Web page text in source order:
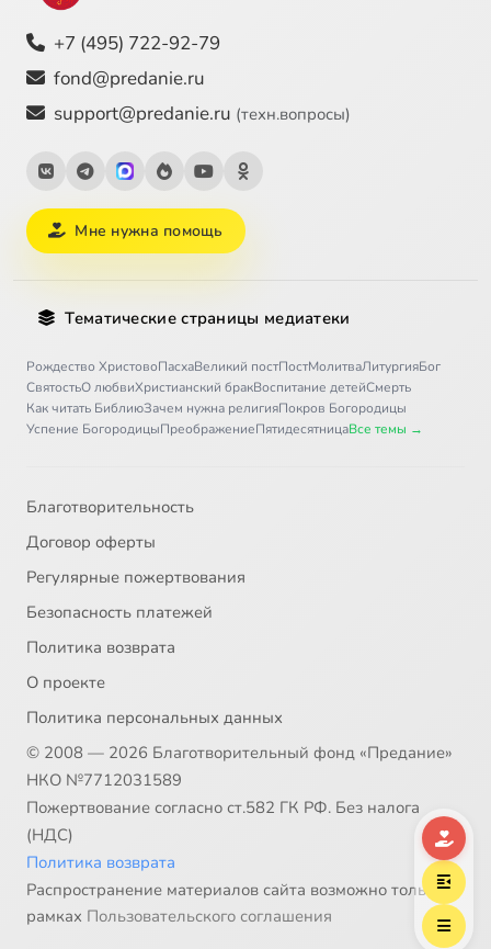
+7 (495) 722-92-79
fond@predanie.ru
support@predanie.ru (техн.вопросы)
Мне нужна помощь
Тематические страницы медиатеки
Рождество ХристовоПасхаВеликий постПостМолитваЛитургияБог
СвятостьО любвиХристианский бракВоспитание детейСмерть
Как читать БиблиюЗачем нужна религияПокров Богородицы
Успение БогородицыПреображениеПятидесятницаВсе темы →
Благотворительность
Договор оферты
Регулярные пожертвования
Безопасность платежей
Политика возврата
О проекте
Политика персональных данных
© 2008 — 2026 Благотворительный фонд «Предание»
НКО №7712031589
Пожертвование согласно ст.582 ГК РФ. Без налога
(НДС)
Политика возврата
Распространение материалов сайта возможно только в
рамках Пользовательского соглашения